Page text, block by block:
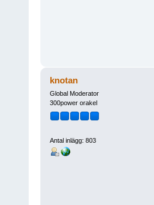
knotan
Global Moderator
300power orakel
Antal inlägg: 803